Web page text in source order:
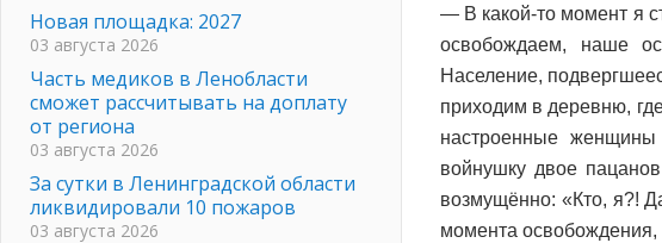
— В какой-то момент я
освобождаем, наше
Население,
приходим в деревню,
настроенные
войнушку двое
возмущённо: «Кто, я?!
момента освобождения,
Новая площадка: 2027
03 августа 2026
Часть медиков в Ленобласти
сможет рассчитывать на доплату
от региона
03 августа 2026
За сутки в Ленинградской области
ликвидировали 10 пожаров
03 августа 2026